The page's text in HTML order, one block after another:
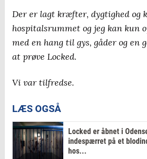
Der er lagt kræfter, dygtighed og
hospitalsrummet og jeg kan kun
med en hang til gys, gåder og en
at prøve Locked.
Vi var tilfredse.
LÆS OGSÅ
Locked er åbnet i
indespærret på et
hos...